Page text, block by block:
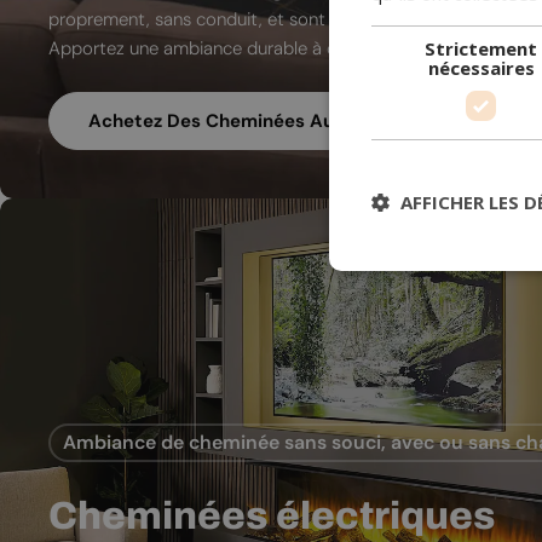
proprement, sans conduit, et sont conçues pour les
Apportez une ambiance durable à chaque pièce de votre
Achetez Des Cheminées Au Bioéthanol
Ambiance de cheminée sans souci, avec ou sans
Cheminées électriques
Strictement
nécessaires
AFFICHER LES